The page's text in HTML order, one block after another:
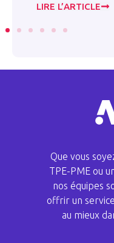
LIRE L’ARTICLE
Que vous
TPE-PME ou
nos équipes
offrir un
au mieux